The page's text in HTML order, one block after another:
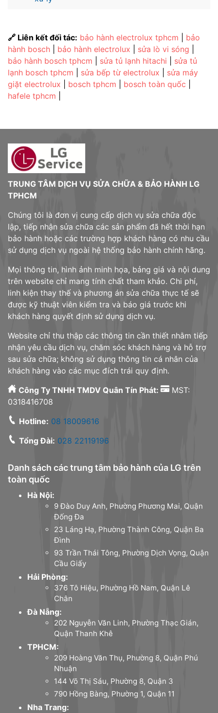
🔗 Liên kết đối tác: bảo hành electrolux tphcm
bảo
hành bosch
bảo hành electrolux sửa lò vi sóng
bảo hành bosch tphcm
sửa tủ lạnh hitachi
sửa tủ
lạnh bosch tphcm
sửa bếp từ electrolux
sửa máy
giặt electrolux
bosch tphcm bosch toàn quốc
hafele tphcm
TRUNG TÂM DỊCH VỤ SỬA CHỮA & BẢO HÀNH LG
TPHCM
Chúng tôi là đơn vị cung cấp dịch vụ sửa chữa độc
lập, tiếp nhận sửa chữa các sản phẩm đã hết thời hạn
bảo hành hoặc các trường hợp khách hàng có nhu cầu
sử dụng dịch vụ ngoài hệ thống bảo hành chính hãng.
Mọi thông tin, hình ảnh minh họa, bảng giá và nội dung
trên website chỉ mang tính chất tham khảo. Chi phí,
linh kiện thay thế và phương án sửa chữa thực tế sẽ
được kỹ thuật viên kiểm tra và báo giá trước khi
khách hàng quyết định sử dụng dịch vụ.
Website chỉ thu thập các thông tin cần thiết nhằm tiếp
nhận yêu cầu dịch vụ, chăm sóc khách hàng và hỗ trợ
sau sửa chữa; không sử dụng thông tin cá nhân của
khách hàng vào các mục đích trái quy định.
Công Ty TNHH TMDV Quân Tín Phát:
MST:
0318416708
Hotline: 08 18009616
Tổng Đài: 028 22119196
Danh sách các trung tâm bảo hành của LG trên
toàn quốc
Hà Nội:
9 Đào Duy Anh, Phường Phương Mai, Quận
Đống Đa
23 Láng Hạ, Phường Thành Công, Quận Ba
Đình
93 Trần Thái Tông, Phường Dịch Vọng, Quận
Cầu Giấy
Hải Phòng:
376 Tô Hiệu, Phường Hồ Nam, Quận Lê
Chân
Đà Nẵng:
202 Nguyễn Văn Linh, Phường Thạc Gián,
Quận Thanh Khê
TPHCM:
209 Hoàng Văn Thụ, Phường 8, Quận Phú
Nhuận
144 Võ Thị Sáu, Phường 8, Quận 3
790 Hồng Bàng, Phường 1, Quận 11
Nha Trang: